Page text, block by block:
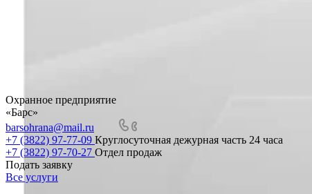
Охранное предприятие
«Барс»
barsohrana@mail.ru
+7 (3822) 97-77-09 Круглосуточная дежурная часть 24 часа
+7 (3822) 97-70-27 Отдел продаж
Подать заявку
Все услуги